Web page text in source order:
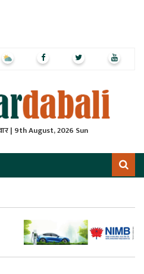
| 9th August, 2026 Sun